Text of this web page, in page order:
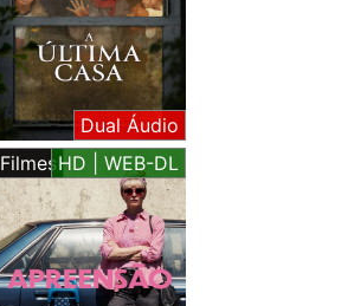
Dual Áudio
FilmesHD | WEB-DL